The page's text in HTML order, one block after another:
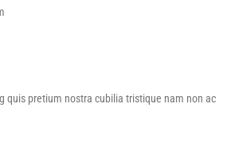
quis pretium nostra cubilia tristique nam non ac